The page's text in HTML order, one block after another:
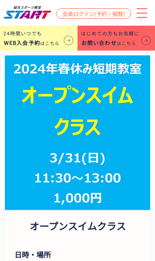
会員ログイン(予約・振替)
​24時間いつでも
WEB入会予約はこちら
はじめての方もお気軽に
お問い合わせはこちら
オープンスイムクラス
日時・場所